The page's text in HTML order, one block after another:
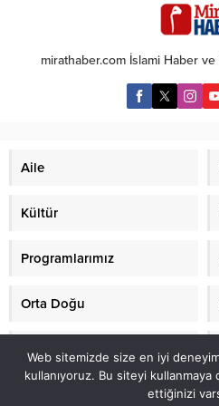
tesise düzenlediği saldırı sonrası
“Olabilecek tüm tehlikeli
sonuçlardan ABD sorumludur”
dedi ve bu saldırının uluslararası
hukukun açık bir ihlali olduğunu
mirathaber.com İslami Haber
Aile
Kültür
Programlarımız
Orta Doğu
Mirat TV
Web sitemizde size en iyi
kullanıyoruz. Bu siteyi
ettiğinizi